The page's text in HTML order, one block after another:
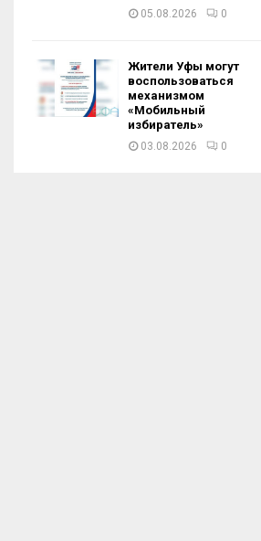
05.08.2026 0
Жители Уфы могут
воспользоваться
механизмом
«Мобильный
избиратель»
03.08.2026 0